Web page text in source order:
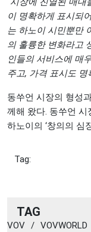
이 명확하게 표시되
는 하노이 시민뿐만
의 훌륭한 변화라고
인들의 서비스에 매
주고, 가격 표시도 명
동쑤언 시장의 형성
께해 왔다. 동쑤언
하노이의 ‘창의의 심
Tag:
TAG
VOV / VOVWORLD